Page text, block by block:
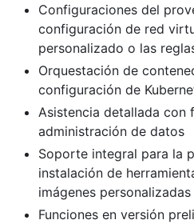
Configuraciones del
configuración de red
personalizado o las
Orquestación de
configuración de
Asistencia detallada con
administración de datos
Soporte integral para la
instalación de
imágenes personalizadas
Funciones en versión